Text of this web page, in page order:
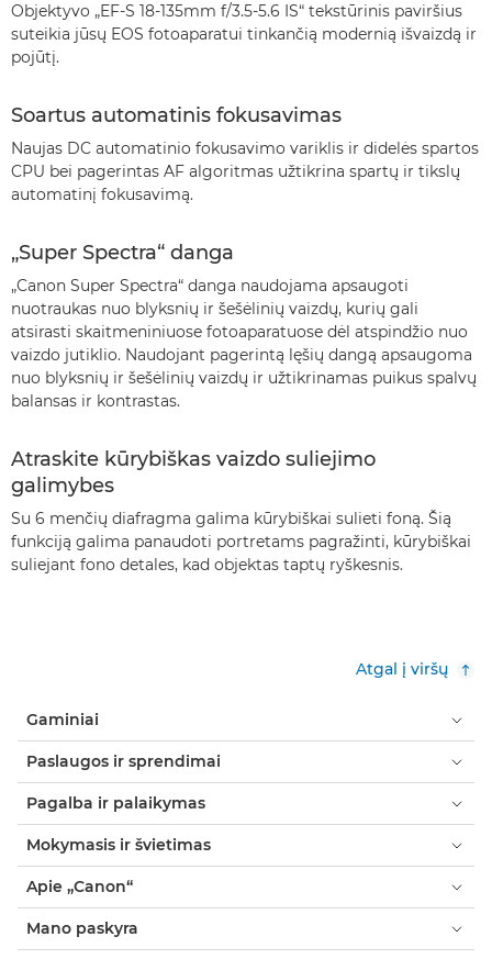
Objektyvo „EF-S 18-135mm f/3.5-5.6 IS“ tekstūrinis paviršius
suteikia jūsų EOS fotoaparatui tinkančią modernią išvaizdą ir
pojūtį.
Soartus automatinis fokusavimas
Naujas DC automatinio fokusavimo variklis ir didelės spartos
CPU bei pagerintas AF algoritmas užtikrina spartų ir tikslų
automatinį fokusavimą.
„Super Spectra“ danga
„Canon Super Spectra“ danga naudojama apsaugoti
nuotraukas nuo blyksnių ir šešėlinių vaizdų, kurių gali
atsirasti skaitmeniniuose fotoaparatuose dėl atspindžio nuo
vaizdo jutiklio. Naudojant pagerintą lęšių dangą apsaugoma
nuo blyksnių ir šešėlinių vaizdų ir užtikrinamas puikus spalvų
balansas ir kontrastas.
Atraskite kūrybiškas vaizdo suliejimo
galimybes
Su 6 menčių diafragma galima kūrybiškai sulieti foną. Šią
funkciją galima panaudoti portretams pagražinti, kūrybiškai
suliejant fono detales, kad objektas taptų ryškesnis.
Atgal į viršų
Gaminiai
Paslaugos ir sprendimai
Pagalba ir palaikymas
Mokymasis ir švietimas
Apie „Canon“
Mano paskyra